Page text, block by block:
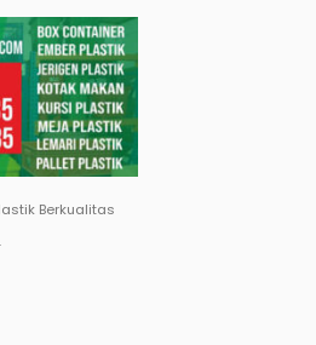
Berkualitas